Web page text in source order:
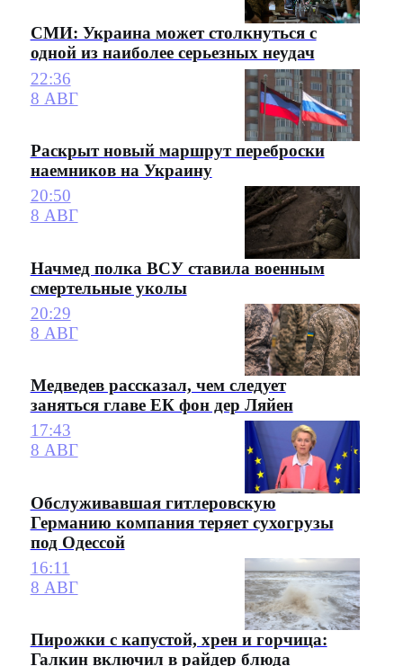
СМИ: Украина может столкнуться с
одной из наиболее серьезных неудач
22:36
8 АВГ
Раскрыт новый маршрут переброски
наемников на Украину
20:50
8 АВГ
Начмед полка ВСУ ставила военным
смертельные уколы
20:29
8 АВГ
Медведев рассказал, чем следует
заняться главе ЕК фон дер Ляйен
17:43
8 АВГ
Обслуживавшая гитлеровскую
Германию компания теряет сухогрузы
под Одессой
16:11
8 АВГ
Пирожки с капустой, хрен и горчица:
Галкин включил в райдер блюда